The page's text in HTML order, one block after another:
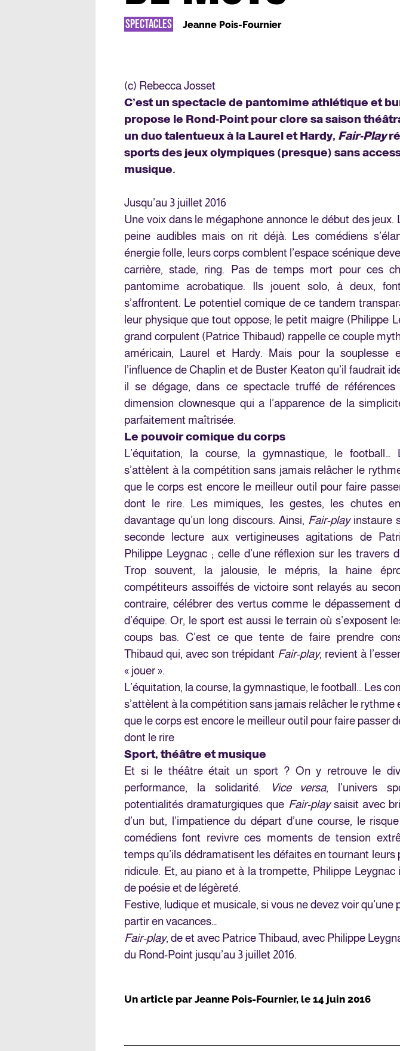
SPECTACLES Jeanne Pois-Fournier
(c) Rebecca Josset
C’est un spectacle de pantomime athlétique et
propose le Rond-Point pour clore sa saison
un duo talentueux à la Laurel et Hardy, Fair-Play
sports des jeux olympiques (presque) sans
musique.
Jusqu’au 3 juillet 2016
Une voix dans le mégaphone annonce le début des jeux.
peine audibles mais on rit déjà. Les comédiens
énergie folle, leurs corps comblent l’espace scénique
carrière, stade, ring. Pas de temps mort pour ces
pantomime acrobatique. Ils jouent solo, à deux,
s’affrontent. Le potentiel comique de ce tandem
leur physique que tout oppose; le petit maigre (Philippe
grand corpulent (Patrice Thibaud) rappelle ce couple
américain, Laurel et Hardy. Mais pour la souplesse
l’influence de Chaplin et de Buster Keaton qu’il faudrait
il se dégage, dans ce spectacle truffé de références
dimension clownesque qui a l’apparence de la
parfaitement maîtrisée.
Le pouvoir comique du corps
L’équitation, la course, la gymnastique, le football…
s’attèlent à la compétition sans jamais relâcher le
que le corps est encore le meilleur outil pour faire
dont le rire. Les mimiques, les gestes, les chutes
davantage qu’un long discours. Ainsi, Fair-playinstaure
seconde lecture aux vertigineuses agitations de
Philippe Leygnac ; celle d’une réflexion sur les travers
Trop souvent, la jalousie, le mépris, la haine
compétiteurs assoiffés de victoire sont relayés au
contraire, célébrer des vertus comme le dépassement
d’équipe. Or, le sport est aussi le terrain où s’exposent
coups bas. C’est ce que tente de faire prendre
Thibaud qui, avec son trépidant Fair-play, revient à
« jouer ».
L’équitation, la course, la gymnastique, le football… Les
s’attèlent à la compétition sans jamais relâcher le rythme
que le corps est encore le meilleur outil pour faire passer
dont le rire
Sport, théâtre et musique
Et si le théâtre était un sport ? On y retrouve le
performance, la solidarité.
Vice versa, l’univers
potentialités dramaturgiques que Fair-playsaisit avec
d’un but, l’impatience du départ d’une course, le
comédiens font revivre ces moments de tension
temps qu’ils dédramatisent les défaites en tournant leurs
ridicule. Et, au piano et à la trompette, Philippe Leygnac
de poésie et de légèreté.
Festive, ludique et musicale, si vous ne devez voir qu’une
partir en vacances…
Fair-play, de et avec Patrice Thibaud, avec Philippe
du Rond-Point jusqu’au 3 juillet 2016.
Un article par Jeanne Pois-Fournier, le 14 juin 2016